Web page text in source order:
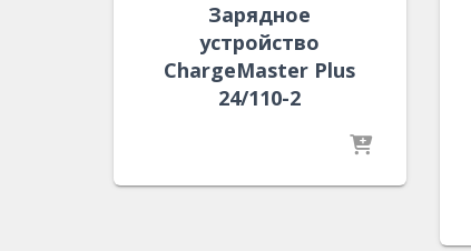
Зарядное
устройство
ChargeMaster Plus
24/110-2